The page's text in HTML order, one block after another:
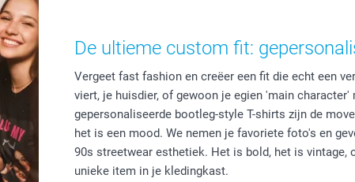
De ultieme custom fit:
Vergeet fast fashion en creëer een fit die echt een
viert, je huisdier, of gewoon je egien 'main
gepersonaliseerde bootleg-style T-shirts zijn de
het is een mood. We nemen je favoriete foto's en
90s streetwear esthetiek. Het is bold, het is vintage,
unieke item in je kledingkast.